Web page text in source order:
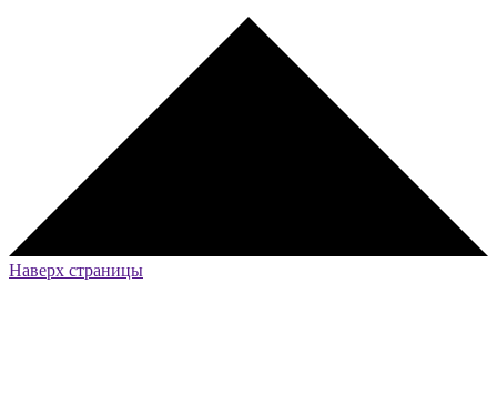
Наверх страницы